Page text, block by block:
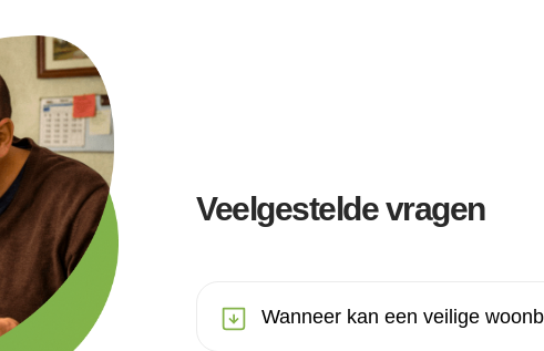
Veelgestelde vragen
Wanneer kan een veilige